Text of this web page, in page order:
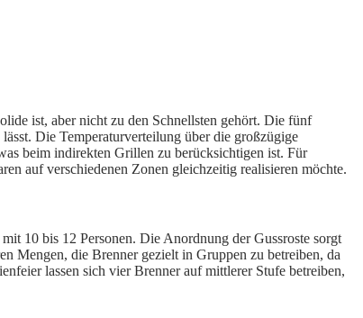
ist, aber nicht zu den Schnellsten gehört. Die fünf
Die Temperaturverteilung über die großzügige
beim indirekten Grillen zu berücksichtigen ist. Für
auf verschiedenen Zonen gleichzeitig realisieren möchte.
10 bis 12 Personen. Die Anordnung der Gussroste sorgt
Mengen, die Brenner gezielt in Gruppen zu betreiben, da
lassen sich vier Brenner auf mittlerer Stufe betreiben,